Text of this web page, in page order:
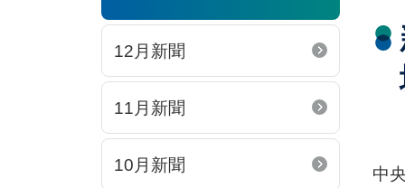
12月新聞
11月新聞
10月新聞
中